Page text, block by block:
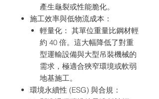
產生龜裂或性能脆化。
施工效率與低物流成本：
輕量化： 其單位重量比鋼材輕
約 40 倍。這大幅降低了對重
型運輸設備與大型吊裝機械的
需求，極適合狹窄環境或軟弱
地基施工。
環境永續性 (ESG) 與合規：